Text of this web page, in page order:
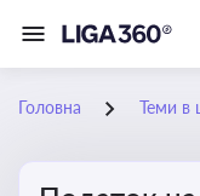
Головна Теми в